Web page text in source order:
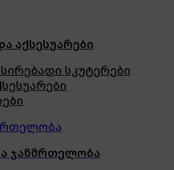
აქსესუარები
სკუტერები
ჯანმრთელობა